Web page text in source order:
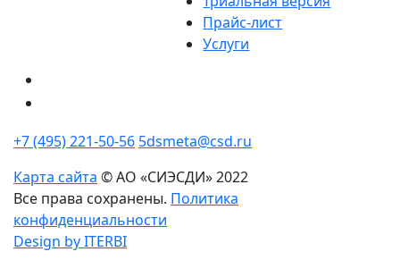
Прайс-лист
Услуги
+7 (495) 221-50-56 5dsmeta@csd.ru
Карта сайта © АО «СИЭСДИ» 2022
Все права сохранены. Политика
конфиденциальности
Design by ITERBI